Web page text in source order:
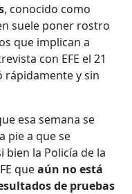
, conocido como
suele poner rostro
que implican a
con EFE el 21
rápidamente y sin
esa semana se
pie a que se
bien la Policía de la
queaún no está
de pruebas